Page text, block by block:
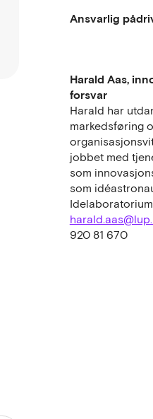
Ansvarlig
Harald Aas,
forsvar
Harald har
markedsføring
jobbet med
som
som
920 81 670